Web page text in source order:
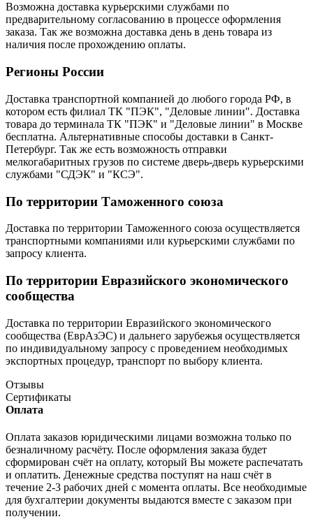
Возможна доставка курьерскими службами по
предварительному согласованию в процессе оформления
заказа. Так же возможна доставка день в день товара из
наличия после прохождению оплаты.
Регионы России
Доставка транспортной компанией до любого города РФ, в
котором есть филиал ТК "ПЭК", "Деловые линии". Доставка
товара до терминала ТК "ПЭК" и "Деловые линии" в Москве
бесплатна. Альтернативные способы доставки в Санкт-
Петербург. Так же есть возможность отправки
мелкогабаритных грузов по системе дверь-дверь курьерскими
службами "СДЭК" и "КСЭ".
По территории Таможенного союза
Доставка по территории Таможенного союза осуществляется
транспортными компаниями или курьерскими службами по
запросу клиента.
По территории Евразийского экономического
сообщества
Доставка по территории Евразийского экономического
сообщества (ЕврАзЭС) и дальнего зарубежья осуществляется
по индивидуальному запросу с проведением необходимых
экспортных процедур, транспорт по выбору клиента.
Отзывы
Сертификаты
Оплата
Оплата заказов юридическими лицами возможна только по
безналичному расчёту. После оформления заказа будет
сформирован счёт на оплату, который Вы можете распечатать
и оплатить. Денежные средства поступят на наш счёт в
течение 2-3 рабочих дней с момента оплаты. Все необходимые
для бухгалтерии документы выдаются вместе с заказом при
получении.